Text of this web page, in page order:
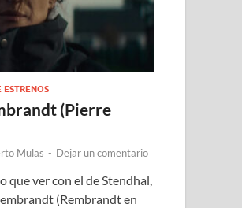
ESTRENOS
(Pierre
Mulas - Dejar un comentario
que ver con el de Stendhal,
(Rembrandt en